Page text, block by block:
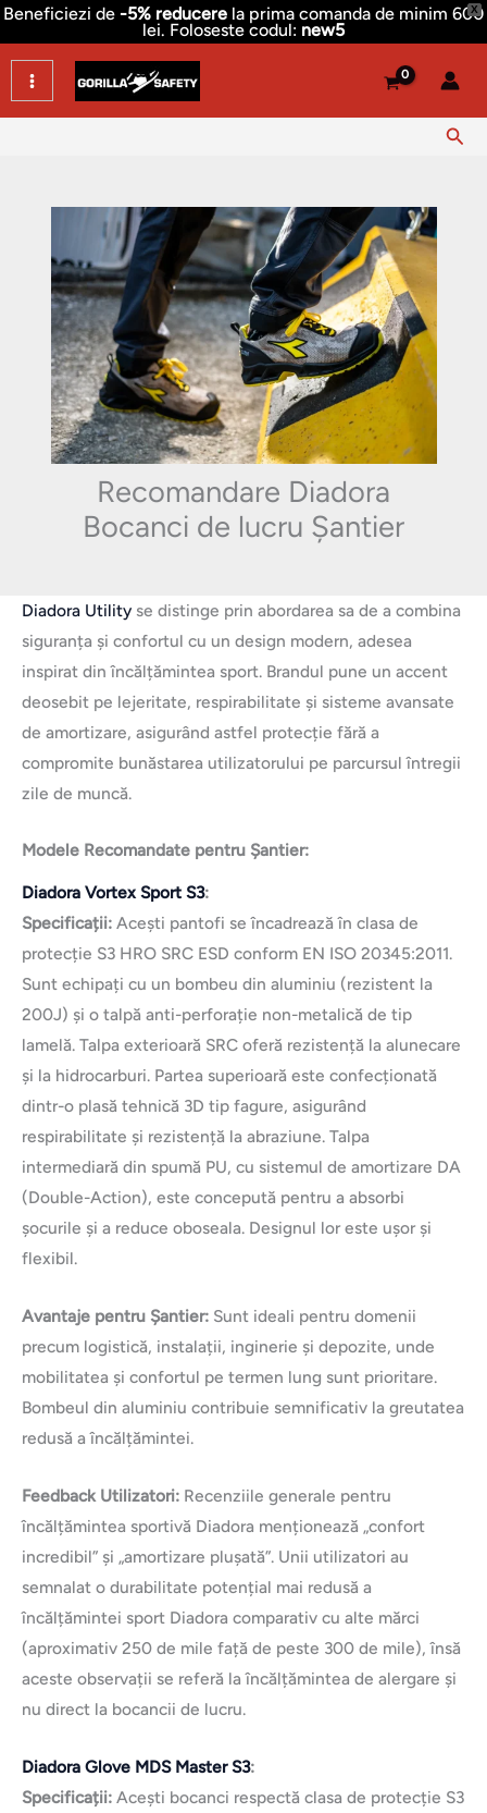
X
Beneficiezi de -5% reducere la prima comanda de minim 600
lei. Foloseste codul: new5
Skip
to
content
Recomandare Diadora
Bocanci de lucru Șantier
Diadora Utility se distinge prin abordarea sa de a combina
siguranța și confortul cu un design modern, adesea
inspirat din încălțămintea sport. Brandul pune un accent
deosebit pe lejeritate, respirabilitate și sisteme avansate
de amortizare, asigurând astfel protecție fără a
compromite bunăstarea utilizatorului pe parcursul întregii
zile de muncă.
Modele Recomandate pentru Șantier:
Diadora Vortex Sport S3:
Specificații: Acești pantofi se încadrează în clasa de
protecție S3 HRO SRC ESD conform EN ISO 20345:2011.
Sunt echipați cu un bombeu din aluminiu (rezistent la
200J) și o talpă anti-perforație non-metalică de tip
lamelă. Talpa exterioară SRC oferă rezistență la alunecare
și la hidrocarburi. Partea superioară este confecționată
dintr-o plasă tehnică 3D tip fagure, asigurând
respirabilitate și rezistență la abraziune. Talpa
intermediară din spumă PU, cu sistemul de amortizare DA
(Double-Action), este concepută pentru a absorbi
șocurile și a reduce oboseala. Designul lor este ușor și
flexibil.
Avantaje pentru Șantier: Sunt ideali pentru domenii
precum logistică, instalații, inginerie și depozite, unde
mobilitatea și confortul pe termen lung sunt prioritare.
Bombeul din aluminiu contribuie semnificativ la greutatea
redusă a încălțămintei.
Feedback Utilizatori: Recenziile generale pentru
încălțămintea sportivă Diadora menționează „confort
incredibil” și „amortizare plușată”. Unii utilizatori au
semnalat o durabilitate potențial mai redusă a
încălțămintei sport Diadora comparativ cu alte mărci
(aproximativ 250 de mile față de peste 300 de mile), însă
aceste observații se referă la încălțămintea de alergare și
nu direct la bocancii de lucru.
Diadora Glove MDS Master S3:
Specificații: Acești bocanci respectă clasa de protecție S3